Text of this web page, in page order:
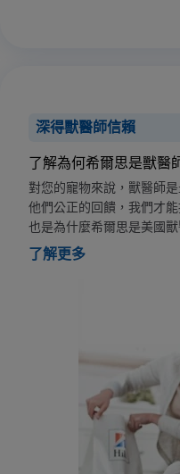
深得獸醫師信賴
了解為何希爾思是獸醫
對您的寵物來說，獸醫師
他們公正的回饋，我們才
也是為什麼希爾思是美國
了解更多